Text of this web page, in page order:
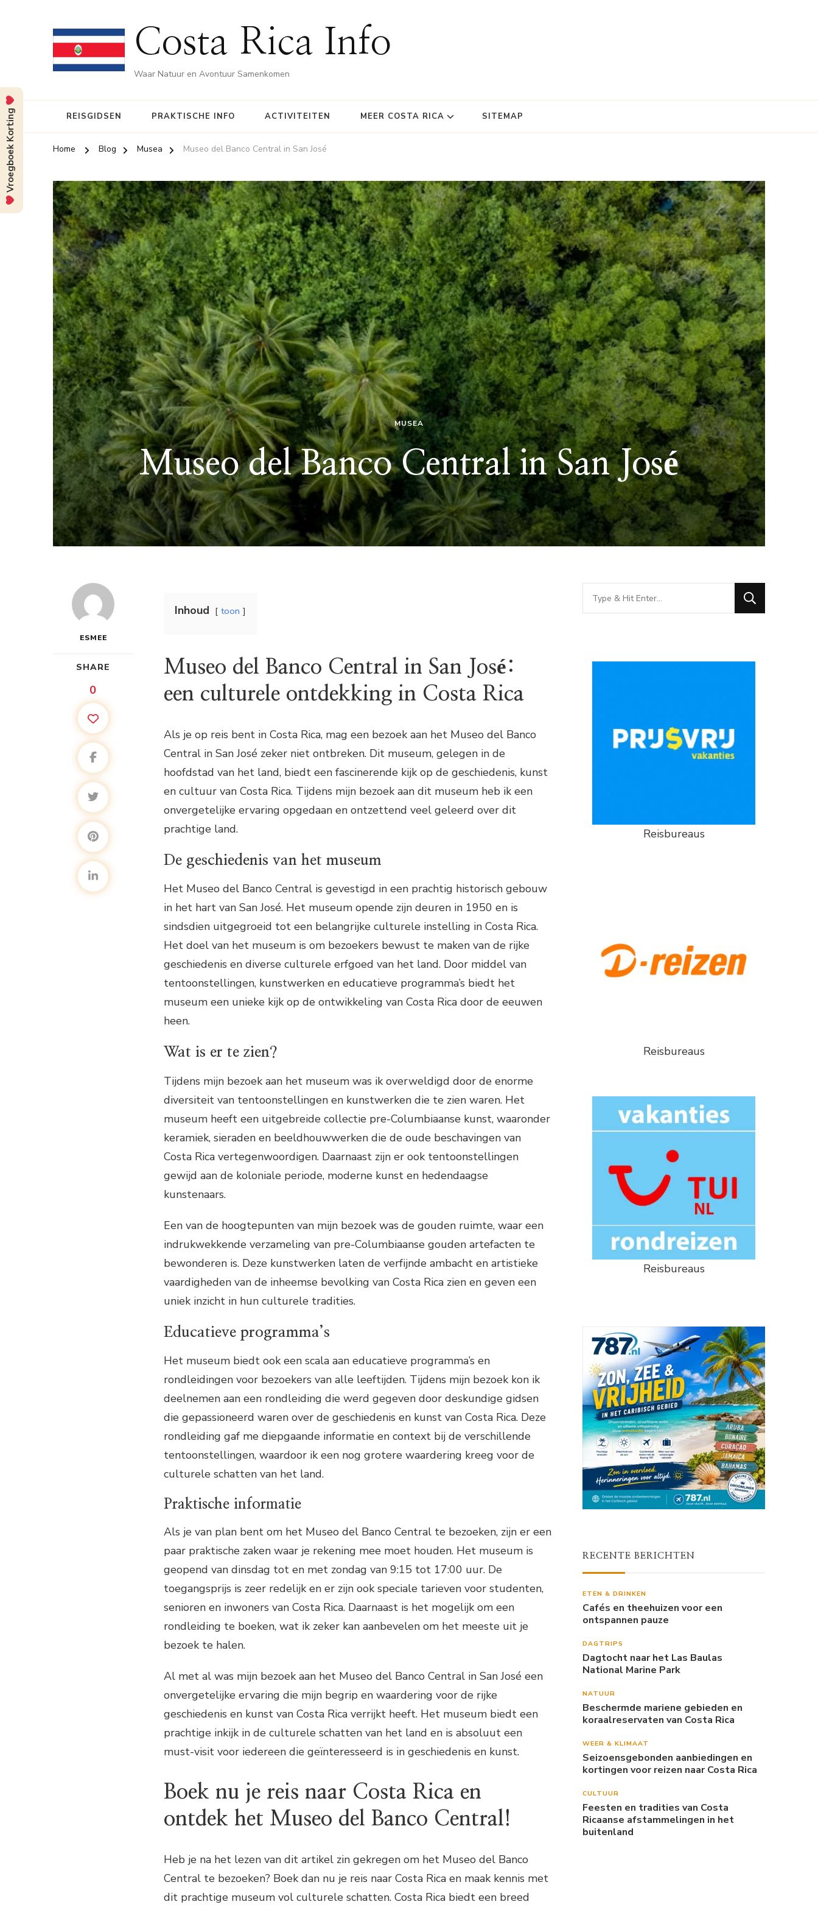
Costa Rica Info
Waar Natuur en Avontuur Samenkomen
REISGIDSEN PRAKTISCHE INFO ACTIVITEITEN MEER COSTA RICA SITEMAP
Home Blog Musea Museo del Banco Central in San José
MUSEA
Museo del Banco Central in San José
ESMEE
SHARE
0
Inhoud toon
Museo del Banco Central in San José:
een culturele ontdekking in Costa Rica
Als je op reis bent in Costa Rica, mag een bezoek aan het Museo del Banco
Central in San José zeker niet ontbreken. Dit museum, gelegen in de
hoofdstad van het land, biedt een fascinerende kijk op de geschiedenis, kunst
en cultuur van Costa Rica. Tijdens mijn bezoek aan dit museum heb ik een
onvergetelijke ervaring opgedaan en ontzettend veel geleerd over dit
prachtige land.
De geschiedenis van het museum
Het Museo del Banco Central is gevestigd in een prachtig historisch gebouw
in het hart van San José. Het museum opende zijn deuren in 1950 en is
sindsdien uitgegroeid tot een belangrijke culturele instelling in Costa Rica.
Het doel van het museum is om bezoekers bewust te maken van de rijke
geschiedenis en diverse culturele erfgoed van het land. Door middel van
tentoonstellingen, kunstwerken en educatieve programma’s biedt het
museum een unieke kijk op de ontwikkeling van Costa Rica door de eeuwen
heen.
Wat is er te zien?
Tijdens mijn bezoek aan het museum was ik overweldigd door de enorme
diversiteit van tentoonstellingen en kunstwerken die te zien waren. Het
museum heeft een uitgebreide collectie pre-Columbiaanse kunst, waaronder
keramiek, sieraden en beeldhouwwerken die de oude beschavingen van
Costa Rica vertegenwoordigen. Daarnaast zijn er ook tentoonstellingen
gewijd aan de koloniale periode, moderne kunst en hedendaagse
kunstenaars.
Een van de hoogtepunten van mijn bezoek was de gouden ruimte, waar een
indrukwekkende verzameling van pre-Columbiaanse gouden artefacten te
bewonderen is. Deze kunstwerken laten de verfijnde ambacht en artistieke
vaardigheden van de inheemse bevolking van Costa Rica zien en geven een
uniek inzicht in hun culturele tradities.
Educatieve programma’s
Het museum biedt ook een scala aan educatieve programma’s en
rondleidingen voor bezoekers van alle leeftijden. Tijdens mijn bezoek kon ik
deelnemen aan een rondleiding die werd gegeven door deskundige gidsen
die gepassioneerd waren over de geschiedenis en kunst van Costa Rica. Deze
rondleiding gaf me diepgaande informatie en context bij de verschillende
tentoonstellingen, waardoor ik een nog grotere waardering kreeg voor de
culturele schatten van het land.
Praktische informatie
Als je van plan bent om het Museo del Banco Central te bezoeken, zijn er een
paar praktische zaken waar je rekening mee moet houden. Het museum is
geopend van dinsdag tot en met zondag van 9:15 tot 17:00 uur. De
toegangsprijs is zeer redelijk en er zijn ook speciale tarieven voor studenten,
senioren en inwoners van Costa Rica. Daarnaast is het mogelijk om een
rondleiding te boeken, wat ik zeker kan aanbevelen om het meeste uit je
bezoek te halen.
Al met al was mijn bezoek aan het Museo del Banco Central in San José een
onvergetelijke ervaring die mijn begrip en waardering voor de rijke
geschiedenis en kunst van Costa Rica verrijkt heeft. Het museum biedt een
prachtige inkijk in de culturele schatten van het land en is absoluut een
must-visit voor iedereen die geïnteresseerd is in geschiedenis en kunst.
Boek nu je reis naar Costa Rica en
ontdek het Museo del Banco Central!
Heb je na het lezen van dit artikel zin gekregen om het Museo del Banco
Central te bezoeken? Boek dan nu je reis naar Costa Rica en maak kennis met
dit prachtige museum vol culturele schatten. Costa Rica biedt een breed
Looking
for
Reisbureaus
Reisbureaus
Reisbureaus
RECENTE BERICHTEN
ETEN & DRINKEN
Cafés en theehuizen voor een
ontspannen pauze
DAGTRIPS
Dagtocht naar het Las Baulas
National Marine Park
NATUUR
Beschermde mariene gebieden en
koraalreservaten van Costa Rica
WEER & KLIMAAT
Seizoensgebonden aanbiedingen en
kortingen voor reizen naar Costa Rica
CULTUUR
Feesten en tradities van Costa
Ricaanse afstammelingen in het
buitenland
Vroegboek Korting